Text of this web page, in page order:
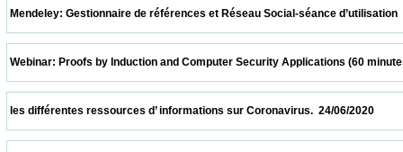
Mendeley: Gestionnaire de références et Réseau Social-séance
Webinar: Proofs by Induction and Computer Security Applications
les différentes ressources d’ informations sur Coronavirus.  24/